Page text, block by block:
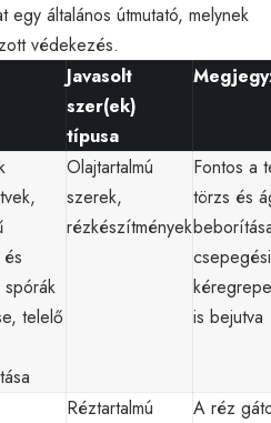
általános útmutató, melynek
védekezés.
Javasolt
szer(ek)
típusa
spórák
telelő
Olajtartalmú
szerek,
rézkészítmények
Fontos a
törzs és
is bejutva
Réztartalmú
A réz